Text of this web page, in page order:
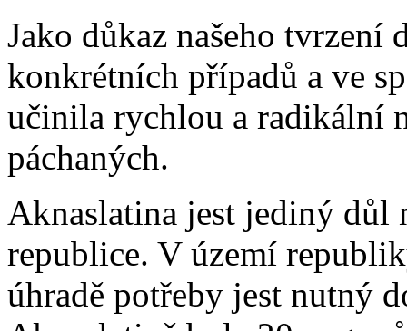
Jako důkaz našeho
konkrétních případů a ve
učinila rychlou a radikální
páchaných.
Aknaslatina jest jediný důl
republice. V území
úhradě potřeby jest nutný